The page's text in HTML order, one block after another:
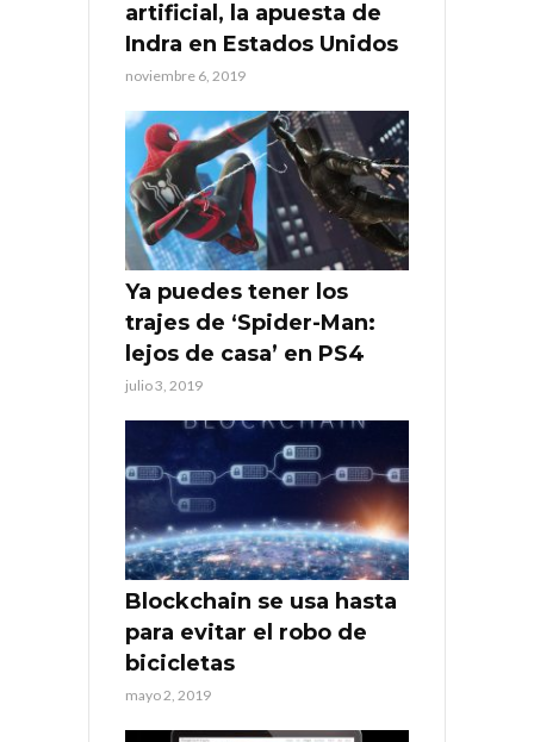
artificial, la apuesta de
Indra en Estados Unidos
noviembre 6, 2019
Ya puedes tener los
trajes de ‘Spider-Man:
lejos de casa’ en PS4
julio 3, 2019
Blockchain se usa hasta
para evitar el robo de
bicicletas
mayo 2, 2019